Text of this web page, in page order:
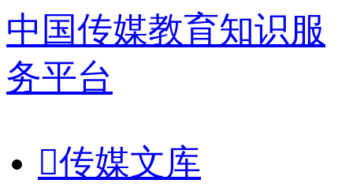
中国传媒教育知识服
务平台
传媒文库